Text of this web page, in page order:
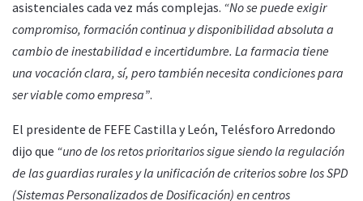
asistenciales cada vez más complejas. “No se puede exigir
compromiso, formación continua y disponibilidad absoluta a
cambio de inestabilidad e incertidumbre. La farmacia tiene
una vocación clara, sí, pero también necesita condiciones para
ser viable como empresa”.
El presidente de FEFE Castilla y León, Telésforo Arredondo
dijo que “uno de los retos prioritarios sigue siendo la regulación
de las guardias rurales y la unificación de criterios sobre los SPD
(Sistemas Personalizados de Dosificación) en centros